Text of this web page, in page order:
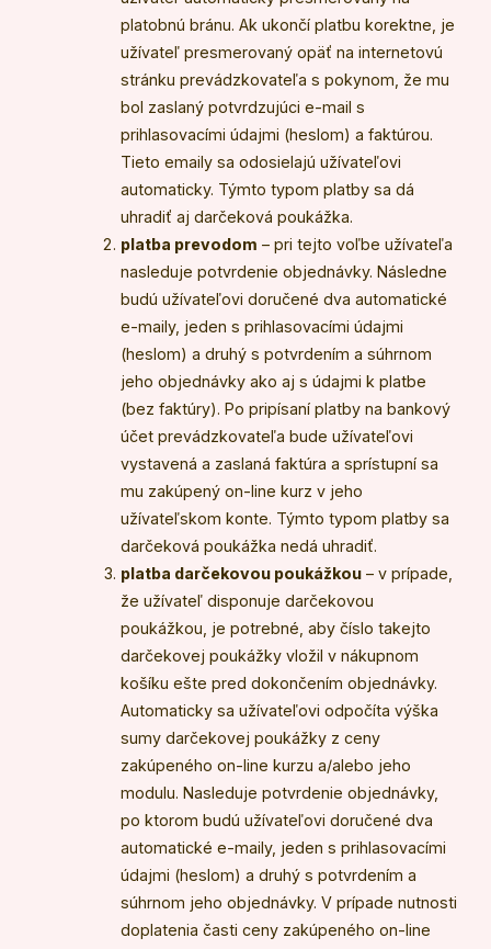
platobnú bránu. Ak ukončí platbu korektne, je
užívateľ presmerovaný opäť na internetovú
stránku prevádzkovateľa s pokynom, že mu
bol zaslaný potvrdzujúci e-mail s
prihlasovacími údajmi (heslom) a faktúrou.
Tieto emaily sa odosielajú užívateľovi
automaticky. Týmto typom platby sa dá
uhradiť aj darčeková poukážka.
platba prevodom – pri tejto voľbe užívateľa
nasleduje potvrdenie objednávky. Následne
budú užívateľovi doručené dva automatické
e-maily, jeden s prihlasovacími údajmi
(heslom) a druhý s potvrdením a súhrnom
jeho objednávky ako aj s údajmi k platbe
(bez faktúry). Po pripísaní platby na bankový
účet prevádzkovateľa bude užívateľovi
vystavená a zaslaná faktúra a sprístupní sa
mu zakúpený on-line kurz v jeho
užívateľskom konte. Týmto typom platby sa
darčeková poukážka nedá uhradiť.
platba darčekovou poukážkou – v prípade,
že užívateľ disponuje darčekovou
poukážkou, je potrebné, aby číslo takejto
darčekovej poukážky vložil v nákupnom
košíku ešte pred dokončením objednávky.
Automaticky sa užívateľovi odpočíta výška
sumy darčekovej poukážky z ceny
zakúpeného on-line kurzu a/alebo jeho
modulu. Nasleduje potvrdenie objednávky,
po ktorom budú užívateľovi doručené dva
automatické e-maily, jeden s prihlasovacími
údajmi (heslom) a druhý s potvrdením a
súhrnom jeho objednávky. V prípade nutnosti
doplatenia časti ceny zakúpeného on-line